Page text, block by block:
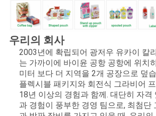
우리의 회사
2003년에 확립되어 광저우 유카이 칼
는 가까이에 바이윤 공항 공항에 위치
미터 보다 더 지역을 2개 공장으로 덮
플렉시블 패키지와 회전식 그라비어
18년 이상의 경험과 함께. 대단히 자격
과 경험이 풍부한 경영 팀으로, 최첨단